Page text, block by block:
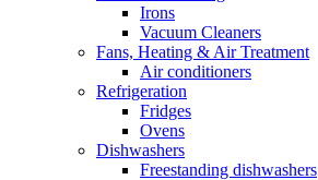
Irons
Vacuum Cleaners
Fans, Heating & Air Treatment
Air conditioners
Refrigeration
Fridges
Ovens
Dishwashers
Freestanding dishwashers